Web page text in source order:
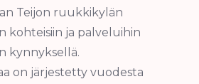
Teijon ruukkikylän
kohteisiin ja palveluihin
kynnyksellä.
on järjestetty vuodesta